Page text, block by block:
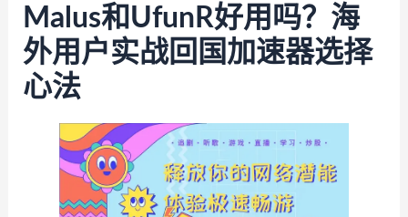
Malus和UfunR好用吗？海
外用户实战回国加速器选择
心法